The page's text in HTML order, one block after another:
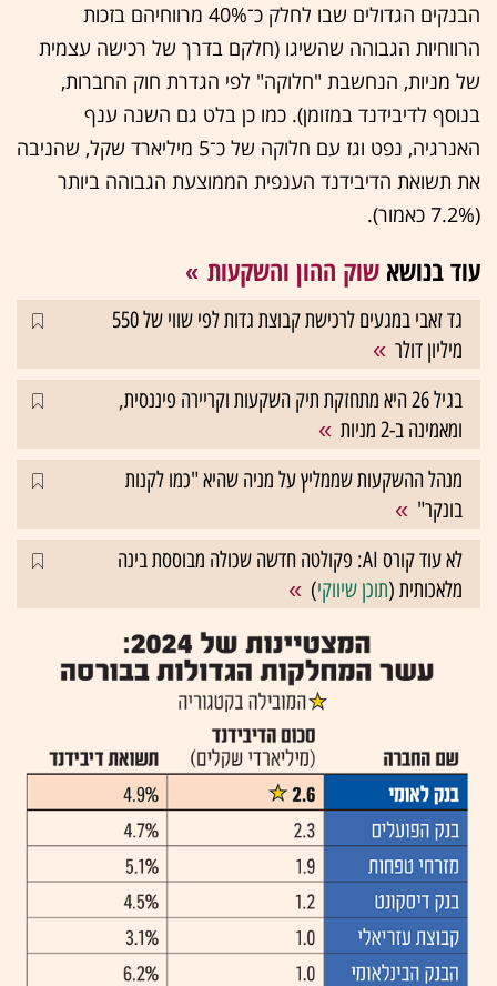
הבנקים הגדולים שבו לחלק כ־40% מרווחיהם בזכות
הרווחיות הגבוהה שהשיגו (חלקם בדרך של רכישה עצמית
של מניות, הנחשבת "חלוקה" לפי הגדרת חוק החברות,
בנוסף לדיבידנד במזומן). כמו כן בלט גם השנה ענף
האנרגיה, נפט וגז עם חלוקה של כ־5 מיליארד שקל, שהניבה
את תשואת הדיבידנד הענפית הממוצעת הגבוהה ביותר
(7.2% כאמור).
עוד בנושא שוק ההון והשקעות
גד זאבי במגעים לרכישת קבוצת גדות לפי שווי של 550
מיליון דולר
בגיל 26 היא מתחזקת תיק השקעות וקריירה פיננסית,
ומאמינה ב-2 מניות
מנהל ההשקעות שממליץ על מניה שהיא "כמו לקנות
בונקר"
לא עוד קורס AI: פקולטה חדשה שכולה מבוססת בינה
מלאכותית (תוכן שיווקי)